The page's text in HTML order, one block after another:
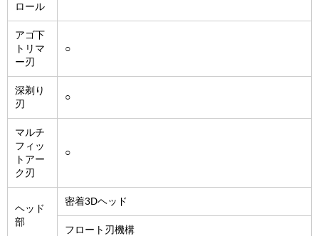
ロール
アゴ下
トリマ
ー刃
○
深剃り
刃
○
マルチ
フィッ
トアー
ク刃
○
ヘッド
部
密着3Dヘッド
フロート刃機構